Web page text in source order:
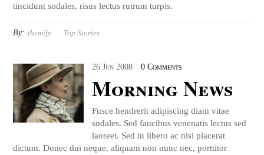
tincidunt sodales, risus lectus rutrum turpis.
By: themify Top Stories
26 Jun 2008 0 Comments
Morning News
Fusce hendrerit adipiscing diam vitae
sodales. Sed faucibus venenatis lectus sed
laoreet. Sed in libero ac nisi placerat
dictum. Donec dui neque, aliquam non nunc nec, porttitor